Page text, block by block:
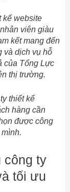
kế website
viên giàu
kết mang đến
và dịch vụ hỗ
của Tổng Lực
thị trường.
thiết kế
hàng cần
được công
công ty
tối ưu